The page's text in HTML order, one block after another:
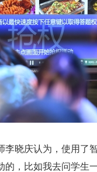
晓庆认为，使用了智
的，比如我去问学生